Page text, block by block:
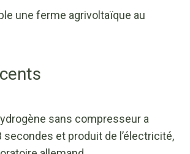
une ferme agrivoltaïque au
sans compresseur a
et produit de l’électricité,